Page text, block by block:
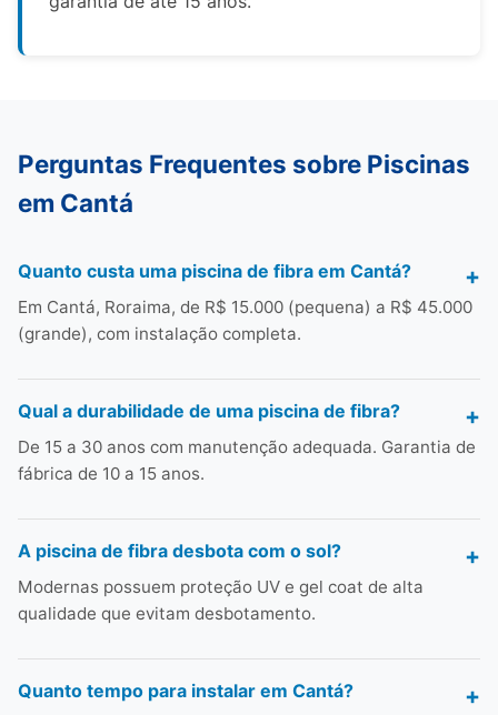
Perguntas Frequentes sobre Piscinas
em Cantá
Quanto custa uma piscina de fibra em Cantá?
Em Cantá, Roraima, de R$ 15.000 (pequena) a R$ 45.000
(grande), com instalação completa.
Qual a durabilidade de uma piscina de fibra?
De 15 a 30 anos com manutenção adequada. Garantia de
fábrica de 10 a 15 anos.
A piscina de fibra desbota com o sol?
Modernas possuem proteção UV e gel coat de alta
qualidade que evitam desbotamento.
Quanto tempo para instalar em Cantá?